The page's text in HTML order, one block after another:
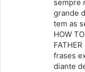
sempre
grande
tem as
HOW
frases
diante